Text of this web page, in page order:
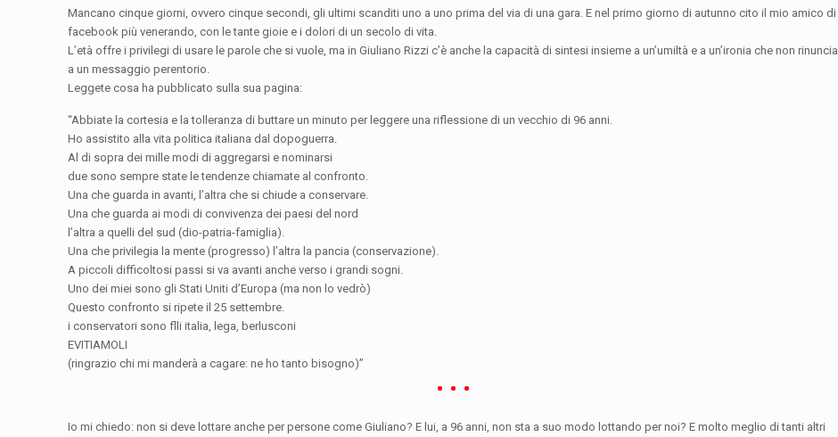
Mancano cinque giorni, ovvero cinque secondi, gli ultimi scanditi uno a uno prima del via di una gara. E nel primo giorno di autunno cito il mio amico di
facebook più venerando, con le tante gioie e i dolori di un secolo di vita.
L’età offre i privilegi di usare le parole che si vuole, ma in Giuliano Rizzi c’è anche la capacità di sintesi insieme a un’umiltà e a un’ironia che non rinuncia
a un messaggio perentorio.
Leggete cosa ha pubblicato sulla sua pagina:
“Abbiate la cortesia e la tolleranza di buttare un minuto per leggere una riflessione di un vecchio di 96 anni.
Ho assistito alla vita politica italiana dal dopoguerra.
Al di sopra dei mille modi di aggregarsi e nominarsi
due sono sempre state le tendenze chiamate al confronto.
Una che guarda in avanti, l’altra che si chiude a conservare.
Una che guarda ai modi di convivenza dei paesi del nord
l’altra a quelli del sud (dio-patria-famiglia).
Una che privilegia la mente (progresso) l’altra la pancia (conservazione).
A piccoli difficoltosi passi si va avanti anche verso i grandi sogni.
Uno dei miei sono gli Stati Uniti d’Europa (ma non lo vedrò)
Questo confronto si ripete il 25 settembre.
i conservatori sono flli italia, lega, berlusconi
EVITIAMOLI
(ringrazio chi mi manderà a cagare: ne ho tanto bisogno)”
Io mi chiedo: non si deve lottare anche per persone come Giuliano? E lui, a 96 anni, non sta a suo modo lottando per noi? E molto meglio di tanti altri